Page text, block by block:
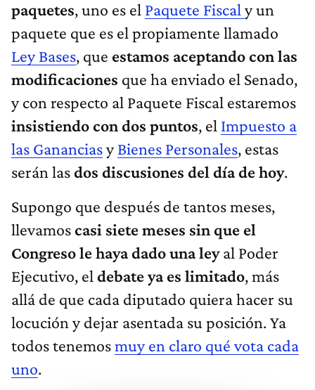
paquetes, uno es el Paquete Fiscal y un
paquete que es el propiamente llamado
Ley Bases, que estamos aceptando con las
modificaciones que ha enviado el Senado,
y con respecto al Paquete Fiscal estaremos
insistiendo con dos puntos, el Impuesto a
las GananciasyBienes Personales, estas
serán lasdos discusiones del día de hoy.
Supongo que después de tantos meses,
llevamoscasi siete meses sin que el
Congreso le haya dado una leyal Poder
Ejecutivo, el debate ya es limitado, más
allá de que cada diputado quiera hacer su
locución y dejar asentada su posición. Ya
todos tenemosmuy en claro qué vota cada
uno.